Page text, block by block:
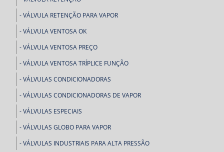
VÁLVULA RETENÇÃO PARA VAPOR
VÁLVULA VENTOSA OK
VÁLVULA VENTOSA PREÇO
VÁLVULA VENTOSA TRÍPLICE FUNÇÃO
VÁLVULAS CONDICIONADORAS
VÁLVULAS CONDICIONADORAS DE VAPOR
VÁLVULAS ESPECIAIS
VÁLVULAS GLOBO PARA VAPOR
VÁLVULAS INDUSTRIAIS PARA ALTA PRESSÃO